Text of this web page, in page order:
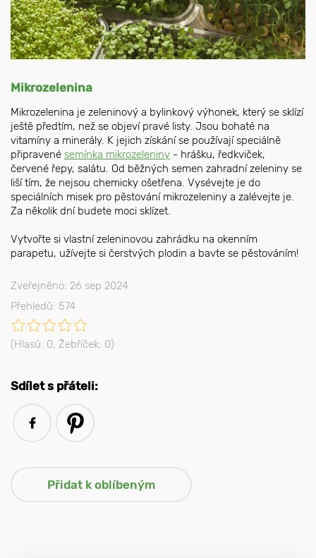
Mikrozelenina
Mikrozelenina je zeleninový a bylinkový výhonek, který se sklízí
ještě předtím, než se objeví pravé listy. Jsou bohaté na
vitamíny a minerály. K jejich získání se používají speciálně
připravené semínka mikrozeleniny - hrášku, ředkviček,
červené řepy, salátu. Od běžných semen zahradní zeleniny se
liší tím, že nejsou chemicky ošetřena. Vysévejte je do
speciálních misek pro pěstování mikrozeleniny a zalévejte je.
Za několik dní budete moci sklízet.
Vytvořte si vlastní zeleninovou zahrádku na okenním
parapetu, užívejte si čerstvých plodin a bavte se pěstováním!
Zveřejněno: 26 sep 2024
Přehledů: 574
(Hlasů: 0, Žebříček: 0)
Sdílet s přáteli: